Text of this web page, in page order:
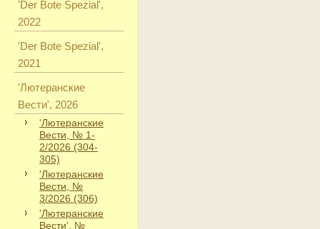
'Der Bote Spezial',
2022
'Der Bote Spezial',
2021
'Лютеранские
Вести', 2026
'Лютеранские
Вести, № 1-
2/2026 (304-
305)
'Лютеранские
Вести, №
3/2026 (306)
'Лютеранские
Вести', №